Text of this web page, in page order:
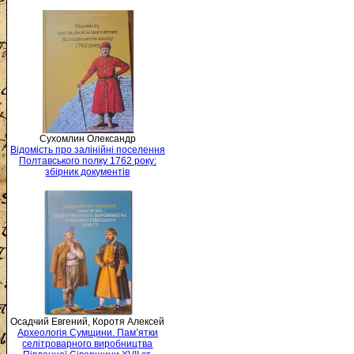
Сухомлин Олександр
Відомість про залінійні поселення
Полтавського полку 1762 року:
збірник документів
Осадчий Евгений, Коротя Алексей
Археологія Сумщини. Пам’ятки
селітроварного виробництва